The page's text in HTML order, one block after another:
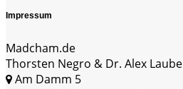
Impressum
Madcham.de
Thorsten Negro & Dr. Alex Laube
Am Damm 5